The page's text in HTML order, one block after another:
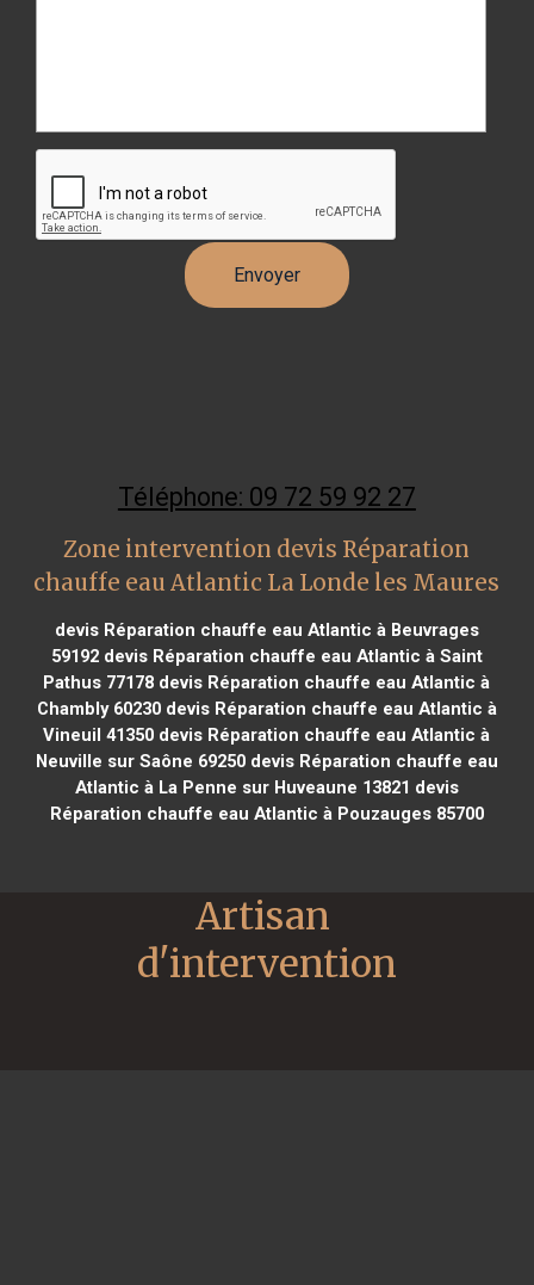
Téléphone: 09 72 59 92 27
Zone intervention devis Réparation
chauffe eau Atlantic La Londe les Maures
devis Réparation chauffe eau Atlantic à Beuvrages
59192devis Réparation chauffe eau Atlantic à Saint
Pathus 77178 devis Réparation chauffe eau Atlantic à
Chambly 60230devis Réparation chauffe eau Atlantic à
Vineuil 41350 devis Réparation chauffe eau Atlantic à
Neuville sur Saône 69250devis Réparation chauffe eau
Atlantic à La Penne sur Huveaune 13821 devis
Réparation chauffe eau Atlantic à Pouzauges 85700
Artisan
d'intervention